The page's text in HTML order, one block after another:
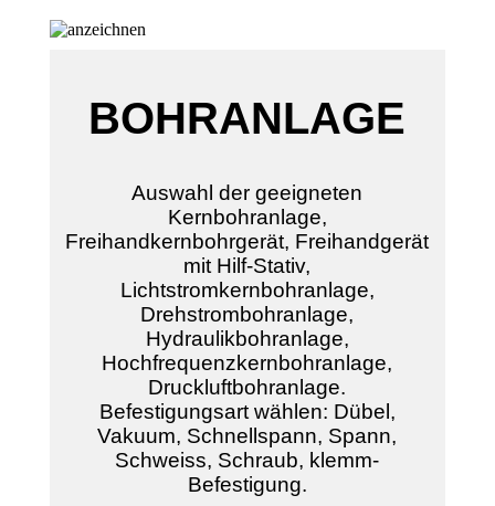
BOHRANLAGE
Auswahl der geeigneten
Kernbohranlage,
Freihandkernbohrgerät, Freihandgerät
mit Hilf-Stativ,
Lichtstromkernbohranlage,
Drehstrombohranlage,
Hydraulikbohranlage,
Hochfrequenzkernbohranlage,
Druckluftbohranlage.
Befestigungsart wählen: Dübel,
Vakuum, Schnellspann, Spann,
Schweiss, Schraub, klemm-
Befestigung.